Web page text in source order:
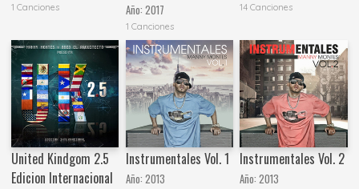
1 Canciones Año: 2017
1 Canciones
14 Canciones
United Kindgom 2.5
Edicion Internacional
Instrumentales Vol. 1
Año: 2013
Instrumentales Vol. 2
Año:2013